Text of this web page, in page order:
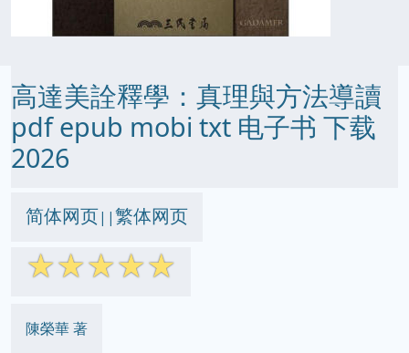
高達美詮釋學：真理與方法導讀
pdf epub mobi txt 电子书 下载
2026
简体网页||繁体网页
☆☆☆☆☆
陳榮華 著